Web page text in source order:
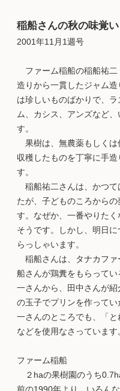
稲船さんの秋の味覚
2001年11月1週号
ファーム稲船の稲船祐二
造りから一貫したジャム
は珍しいものばかりで、
ム、カシス、アンズなど
す。
果樹は、無農薬もしくは
収穫したものを丁寧に手
す。
稲船祐二さんは、かつて
たが、子どものころから
す。なぜか、一番やりた
そうです。しかし、明日
らっしゃいます。
稲船さんは、タナカファ
船さんが鶏糞をもらって
一さんから、田中さんが
の玉子でプリンを作って
一さんのところでも、「
などを使用なさっています
ファーム稲船
２haの果樹園のうち